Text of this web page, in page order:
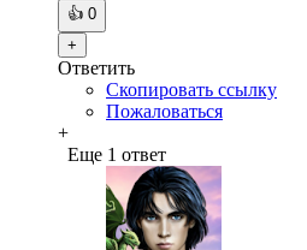
👍 0
+
Ответить
Скопировать ссылку
Пожаловаться
+
Еще 1 ответ